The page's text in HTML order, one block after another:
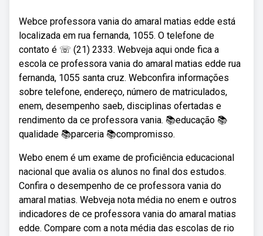
Webce professora vania do amaral matias edde está
localizada em rua fernanda, 1055. O telefone de
contato é ☏ (21) 2333. Webveja aqui onde fica a
escola ce professora vania do amaral matias edde rua
fernanda, 1055 santa cruz. Webconfira informações
sobre telefone, endereço, número de matriculados,
enem, desempenho saeb, disciplinas ofertadas e
rendimento da ce professora vania. 📚educação 📚
qualidade 📚parceria 📚compromisso.
Webo enem é um exame de proficiência educacional
nacional que avalia os alunos no final dos estudos.
Confira o desempenho de ce professora vania do
amaral matias. Webveja nota média no enem e outros
indicadores de ce professora vania do amaral matias
edde. Compare com a nota média das escolas de rio